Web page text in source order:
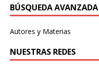
BÚSQUEDA AVANZADA
Autores y Materias
NUESTRAS REDES